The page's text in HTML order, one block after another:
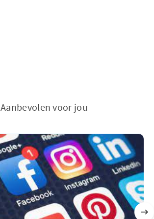
Aanbevolen voor jou